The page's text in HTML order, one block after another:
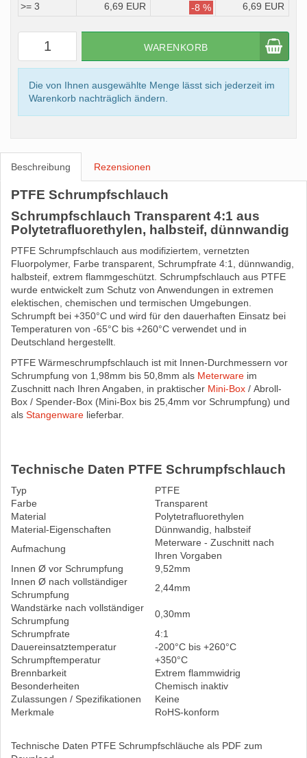
>= 3
6,69 EUR -8 % 6,69 EUR
WARENKORB
Die von Ihnen ausgewählte Menge lässt sich jederzeit im
Warenkorb nachträglich ändern.
Beschreibung Rezensionen
PTFE Schrumpfschlauch
Schrumpfschlauch Transparent 4:1 aus
Polytetrafluorethylen, halbsteif, dünnwandig
PTFE Schrumpfschlauch aus modifiziertem, vernetzten
Fluorpolymer, Farbe transparent, Schrumpfrate 4:1, dünnwandig,
halbsteif, extrem flammgeschützt. Schrumpfschlauch aus PTFE
wurde entwickelt zum Schutz von Anwendungen in extremen
elektischen, chemischen und termischen Umgebungen.
Schrumpft bei +350°C und wird für den dauerhaften Einsatz bei
Temperaturen von -65°C bis +260°C verwendet und in
Deutschland hergestellt.
PTFE Wärmeschrumpfschlauch ist mit Innen-Durchmessern vor
Schrumpfung von 1,98mm bis 50,8mm als Meterware im
Zuschnitt nach Ihren Angaben, in praktischer Mini-Box / Abroll-
Box / Spender-Box (Mini-Box bis 25,4mm vor Schrumpfung) und
als Stangenware lieferbar.
Technische Daten PTFE Schrumpfschlauch
Typ
PTFE
Farbe
Transparent
Material
Polytetrafluorethylen
Material-Eigenschaften
Dünnwandig, halbsteif
Aufmachung
Meterware - Zuschnitt nach
Ihren Vorgaben
Innen Ø vor Schrumpfung
9,52mm
Innen Ø nach vollständiger
Schrumpfung
2,44mm
Wandstärke nach vollständiger
Schrumpfung
0,30mm
Schrumpfrate
4:1
Dauereinsatztemperatur
-200°C bis +260°C
Schrumpftemperatur
+350°C
Brennbarkeit
Extrem flammwidrig
Besonderheiten
Chemisch inaktiv
Zulassungen / Spezifikationen
Keine
Merkmale
RoHS-konform
Technische Daten PTFE Schrumpfschläuche als PDF zum